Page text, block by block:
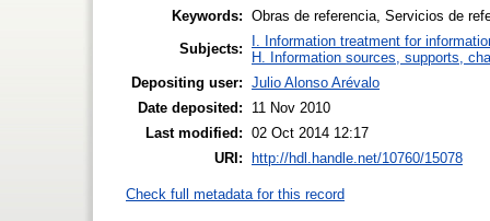
Keywords: Obras de referencia, Servicios de
Subjects:
I. Information treatment for
H. Information sources, supports,
Depositing user: Julio Alonso Arévalo
Date deposited:
11 Nov 2010
Last modified: 02 Oct 2014 12:17
URI:
http://hdl.handle.net/10760/15078
Check full metadata for this record